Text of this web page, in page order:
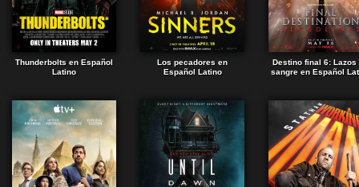
Thunderbolts en Español
Latino
Los pecadores en
Español Latino
Destino final 6: Lazos
sangre en Español